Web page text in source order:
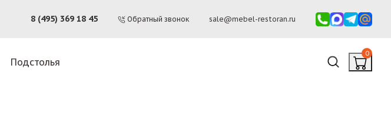
8 (495) 369 18 45 Обратный звонок sale@mebel-restoran.ru
Подстолья
0